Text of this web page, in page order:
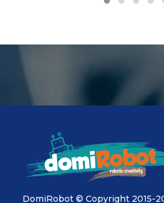
DomiRobot © Copyright 2015-